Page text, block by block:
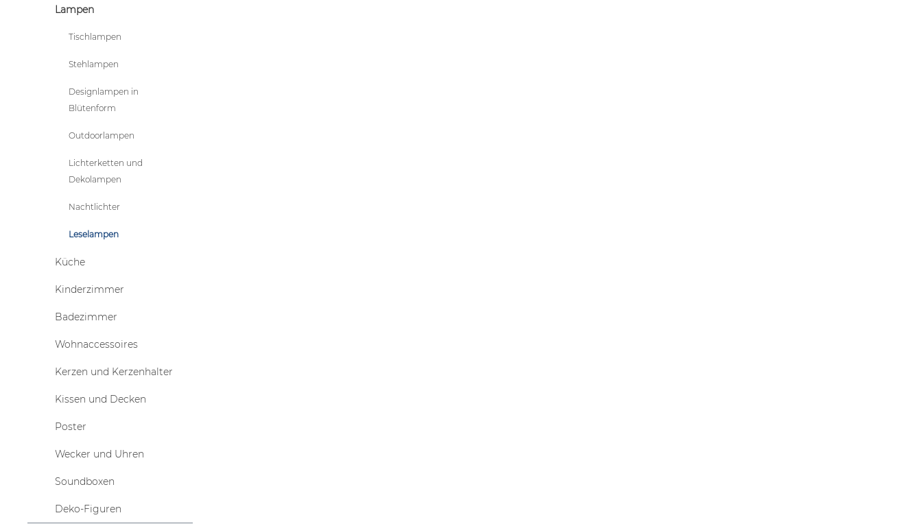
Lampen
Tischlampen
Stehlampen
Designlampen in
Blütenform
Outdoorlampen
Lichterketten und
Dekolampen
Nachtlichter
Leselampen
Küche
Kinderzimmer
Badezimmer
Wohnaccessoires
Kerzen und Kerzenhalter
Kissen und Decken
Poster
Wecker und Uhren
Soundboxen
Deko-Figuren